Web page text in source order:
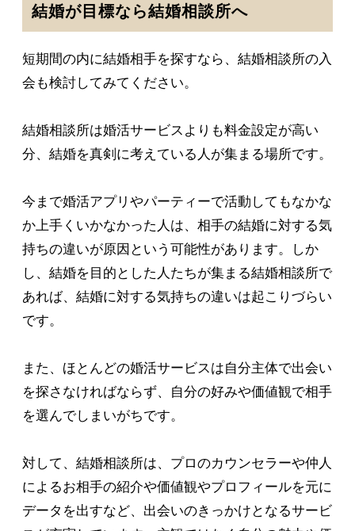
結婚が目標なら結婚相談所へ
短期間の内に結婚相手を探すなら、結婚相談所の入
会も検討してみてください。
結婚相談所は婚活サービスよりも料金設定が高い
分、結婚を真剣に考えている人が集まる場所です。
今まで婚活アプリやパーティーで活動してもなかな
か上手くいかなかった人は、相手の結婚に対する気
持ちの違いが原因という可能性があります。しか
し、結婚を目的とした人たちが集まる結婚相談所で
あれば、結婚に対する気持ちの違いは起こりづらい
です。
また、ほとんどの婚活サービスは自分主体で出会い
を探さなければならず、自分の好みや価値観で相手
を選んでしまいがちです。
対して、結婚相談所は、プロのカウンセラーや仲人
によるお相手の紹介や価値観やプロフィールを元に
データを出すなど、出会いのきっかけとなるサービ